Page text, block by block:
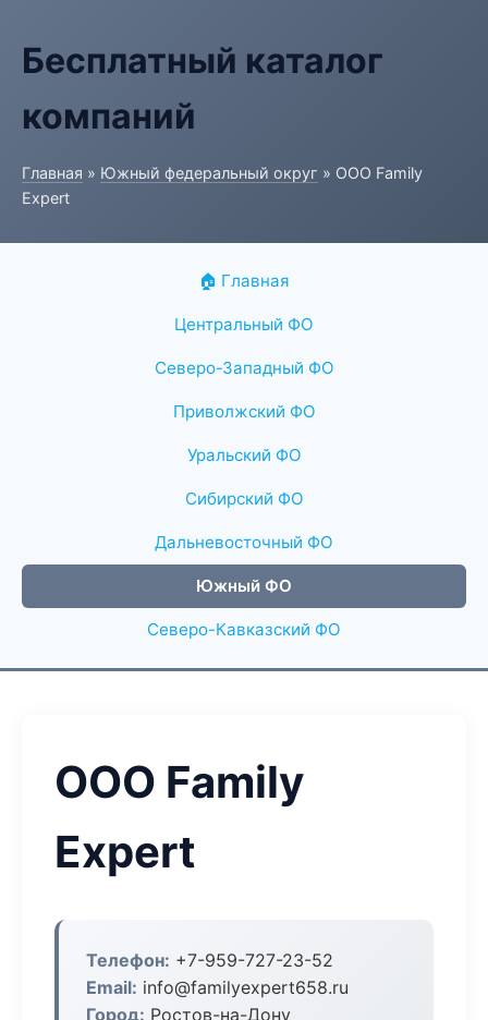
Бесплатный каталог
компаний
Главная » Южный федеральный округ » ООО Family
Expert
🏠 Главная
Центральный ФО
Северо-Западный ФО
Приволжский ФО
Уральский ФО
Сибирский ФО
Дальневосточный ФО
Южный ФО
Северо-Кавказский ФО
ООО Family
Expert
Телефон: +7-959-727-23-52
Email: info@familyexpert658.ru
Город: Ростов-на-Дону